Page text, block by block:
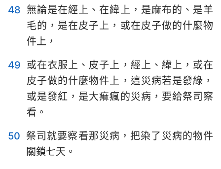
48 無論是在經上、在緯上，是麻布的、是羊
毛的，是在皮子上，或在皮子做的什麼物
件上，
49 或在衣服上、皮子上，經上、緯上，或在
皮子做的什麼物件上，這災病若是發綠，
或是發紅，是大痲瘋的災病，要給祭司察
看。
50 祭司就要察看那災病，把染了災病的物件
關鎖七天。